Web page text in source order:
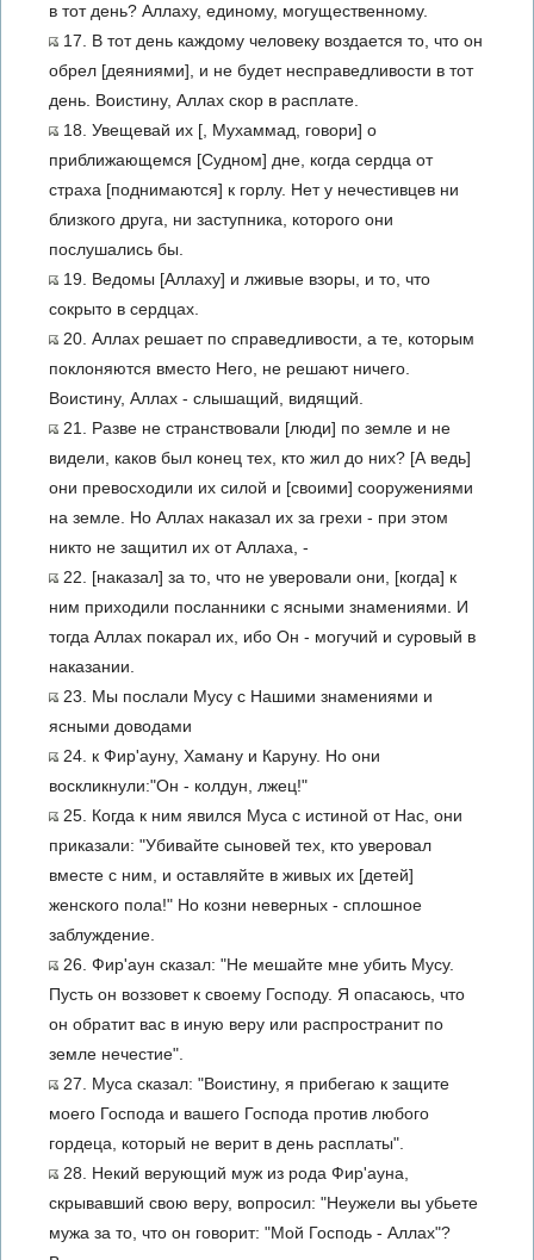
в тот день? Аллаху, единому, могущественному.
17. В тот день каждому человеку воздается то, что он
обрел [деяниями], и не будет несправедливости в тот
день. Воистину, Аллах скор в расплате.
18. Увещевай их [, Мухаммад, говори] о
приближающемся [Судном] дне, когда сердца от
страха [поднимаются] к горлу. Нет у нечестивцев ни
близкого друга, ни заступника, которого они
послушались бы.
19. Ведомы [Аллаху] и лживые взоры, и то, что
сокрыто в сердцах.
20. Аллах решает по справедливости, а те, которым
поклоняются вместо Него, не решают ничего.
Воистину, Аллах - слышащий, видящий.
21. Разве не странствовали [люди] по земле и не
видели, каков был конец тех, кто жил до них? [А ведь]
они превосходили их силой и [своими] сооружениями
на земле. Но Аллах наказал их за грехи - при этом
никто не защитил их от Аллаха, -
22. [наказал] за то, что не уверовали они, [когда] к
ним приходили посланники с ясными знамениями. И
тогда Аллах покарал их, ибо Он - могучий и суровый в
наказании.
23. Мы послали Мусу с Нашими знамениями и
ясными доводами
24. к Фир'ауну, Хаману и Каруну. Но они
воскликнули:"Он - колдун, лжец!"
25. Когда к ним явился Муса с истиной от Нас, они
приказали: "Убивайте сыновей тех, кто уверовал
вместе с ним, и оставляйте в живых их [детей]
женского пола!" Но козни неверных - сплошное
заблуждение.
26. Фир'аун сказал: "Не мешайте мне убить Мусу.
Пусть он воззовет к своему Господу. Я опасаюсь, что
он обратит вас в иную веру или распространит по
земле нечестие".
27. Муса сказал: "Воистину, я прибегаю к защите
моего Господа и вашего Господа против любого
гордеца, который не верит в день расплаты".
28. Некий верующий муж из рода Фир'ауна,
скрывавший свою веру, вопросил: "Неужели вы убьете
мужа за то, что он говорит: "Мой Господь - Аллах"?